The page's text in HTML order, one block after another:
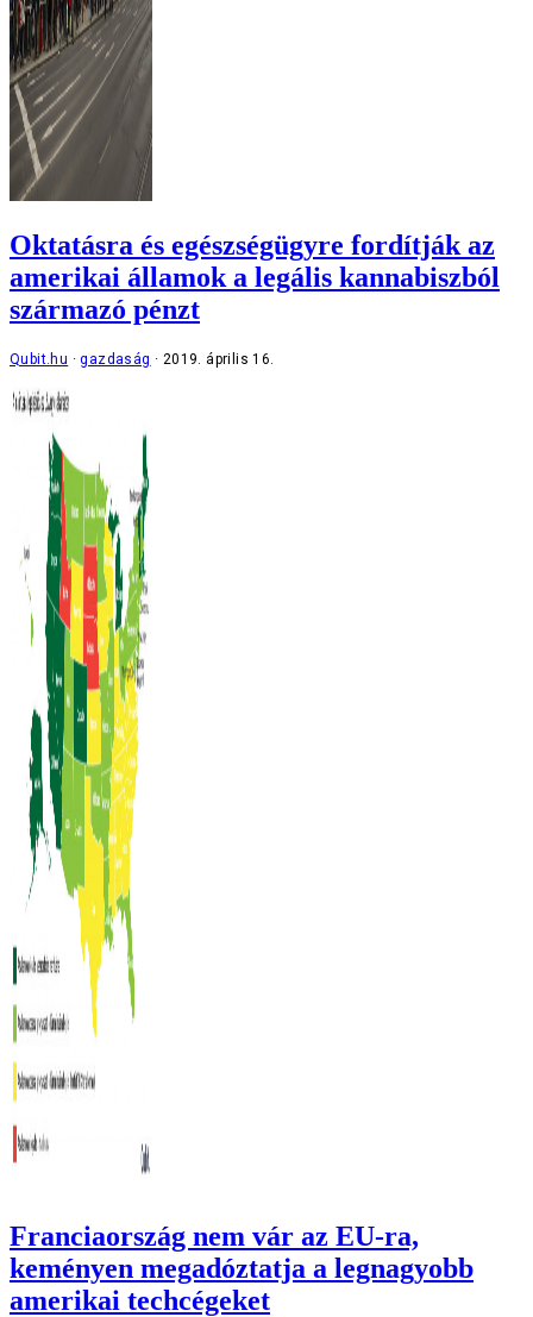
Oktatásra és egészségügyre fordítják az
amerikai államok a legális kannabiszból
származó pénzt
Qubit.hu gazdaság 2019. április 16.
Franciaország nem vár az EU-ra,
keményen megadóztatja a legnagyobb
amerikai techcégeket